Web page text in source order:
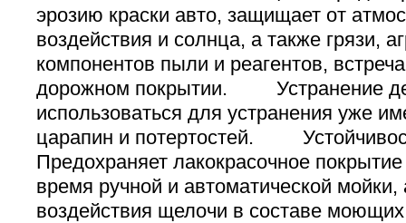
эрозию краски авто, защищает от
воздействия и солнца, а также грязи,
компонентов пыли и реагентов,
дорожном покрытии. Устранение
использоваться для устранения уже
царапин и потертостей.
Предохраняет лакокрасочное
время ручной и автоматической мойки,
воздействия щелочи в составе